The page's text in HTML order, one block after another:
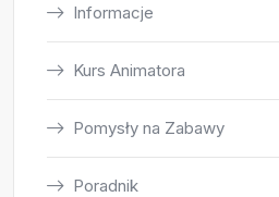
Informacje
Kurs Animatora
Pomysły na Zabawy
Poradnik